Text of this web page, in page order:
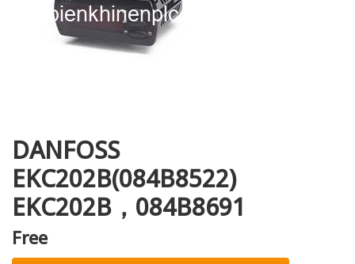
DANFOSS
EKC202B(084B8522)
EKC202B，084B8691
Free
XNK